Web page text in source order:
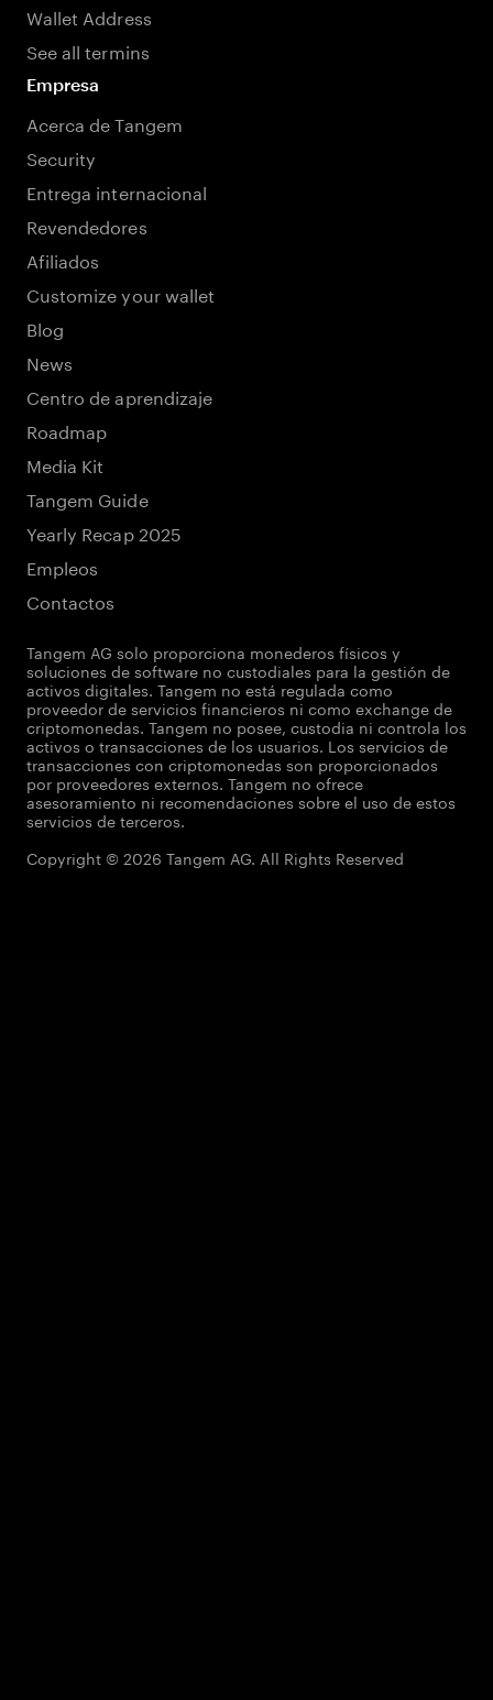
Wallet Address
See all termins
Empresa
Acerca de Tangem
Security
Entrega internacional
Revendedores
Afiliados
Customize your wallet
Blog
News
Centro de aprendizaje
Roadmap
Media Kit
Tangem Guide
Yearly Recap 2025
Empleos
Contactos
Tangem AG solo proporciona monederos físicos y
soluciones de software no custodiales para la gestión de
activos digitales. Tangem no está regulada como
proveedor de servicios financieros ni como exchange de
criptomonedas. Tangem no posee, custodia ni controla los
activos o transacciones de los usuarios. Los servicios de
transacciones con criptomonedas son proporcionados
por proveedores externos. Tangem no ofrece
asesoramiento ni recomendaciones sobre el uso de estos
servicios de terceros.